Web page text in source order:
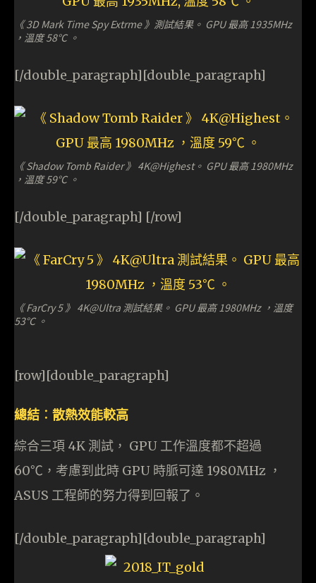
《 3D Mark Time Spy Extrme 》測試結果。 GPU 最高 1935MHz
，溫度 58℃ 。
[/double_paragraph][double_paragraph]
《 Shadow Tomb Raider 》 4K@Highest。 GPU 最高 1980MHz
，溫度 59℃ 。
[/double_paragraph] [/row]
《 FarCry 5 》 4K@Ultra 測試結果。 GPU 最高 1980MHz ，溫度
53℃ 。
[row][double_paragraph]
總結︰散熱效能較高
綜合三項 4K 測試， GPU 工作溫度都不超過
60℃，考慮到此時 GPU 時脈可達 1980MHz ，
ASUS 工程師的努力得到回報了。
[/double_paragraph][double_paragraph]